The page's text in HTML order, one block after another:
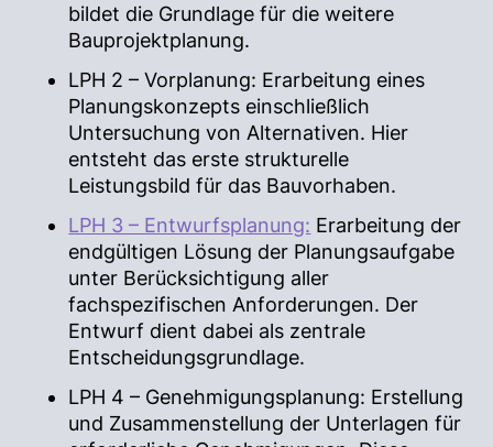
bildet die Grundlage für die weitere
Bauprojektplanung.
LPH 2 – Vorplanung: Erarbeitung eines
Planungskonzepts einschließlich
Untersuchung von Alternativen. Hier
entsteht das erste strukturelle
Leistungsbild für das Bauvorhaben.
LPH 3 – Entwurfsplanung: Erarbeitung der
endgültigen Lösung der Planungsaufgabe
unter Berücksichtigung aller
fachspezifischen Anforderungen. Der
Entwurf dient dabei als zentrale
Entscheidungsgrundlage.
LPH 4 – Genehmigungsplanung: Erstellung
und Zusammenstellung der Unterlagen für